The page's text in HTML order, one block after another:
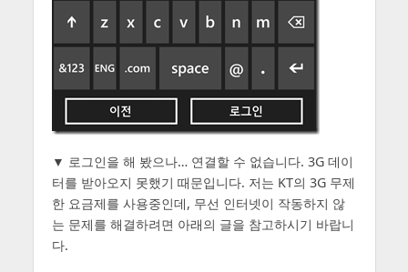
▼ 로그인을 해 봤으나… 연결할 수 없습니다. 3G 데이
터를 받아오지 못했기 때문입니다. 저는 KT의 3G 무제
한 요금제를 사용중인데, 무선 인터넷이 작동하지 않
는 문제를 해결하려면 아래의 글을 참고하시기 바랍니
다.